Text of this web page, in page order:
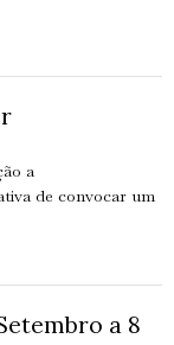
a
de convocar um
a 8